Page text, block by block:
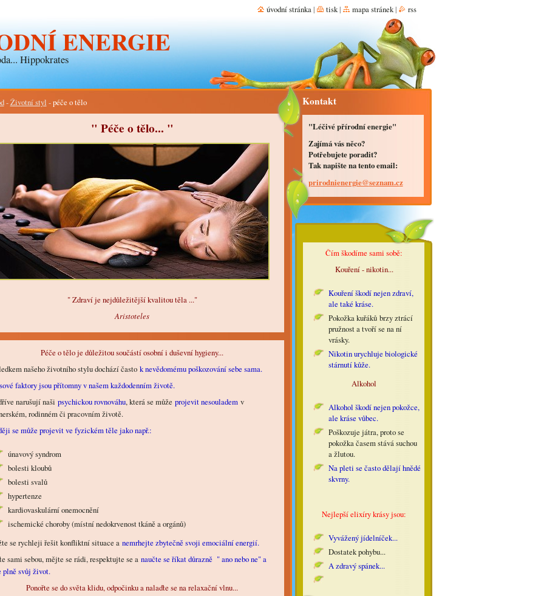
ENERGIE
Hippokrates
-Životní styl -péče o tělo
" Péče o tělo... "
" Zdraví je nejdůležitější kvalitou těla ..."
Aristoteles
Péče o tělo je důležitou součástí osobní i duševní hygieny...
našeho životního stylu dochází často k nevědomému poškozování sebe sama.
faktory jsou přítomny v našem každodenním životě.
narušují naši psychickou rovnováhu, která se může projevit nesoulademv
rodinném či pracovním životě.
se může projevit ve fyzickém těle jako např.:
únavový syndrom
bolesti kloubů
bolesti svalů
hypertenze
kardiovaskulární onemocnění
ischemické choroby (místní nedokrvenost tkáně a orgánů)
se rychleji řešit konfliktní situace a nemrhejte zbytečně svoji emociální energií.
sami sebou, mějte se rádi, respektujte se a naučte se říkat důrazně " ano nebo ne" a
svůj život.
Ponořte se do světa klidu, odpočinku a nalaďte se na relaxační vlnu...
Kontakt
"Léčivé přírodní energie"
Zajímá vás něco?
Potřebujete poradit?
Tak napište na tento email:
prirodnienergie@seznam.cz
Čím škodíme sami sobě:
Kouření - nikotin...
Kouření škodí nejen zdraví,
ale také kráse.
Pokožka kuřáků brzy ztrácí
pružnost a tvoří se na ní
vrásky.
Nikotin urychluje biologické
stárnutí kůže.
Alkohol
Alkohol škodí nejen pokožce,
ale kráse vůbec.
Poškozuje játra, proto se
pokožka časem stává suchou
a žlutou.
Na pleti se často dělají hnědé
skvrny.
Nejlepší elixíry krásy jsou:
Vyvážený jídelníček...
Dostatek pohybu...
A zdravý spánek...
úvodní stránka| tisk| mapa stránek| rss